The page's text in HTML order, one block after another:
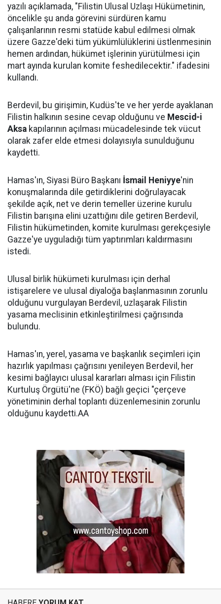
yazılı açıklamada, "Filistin Ulusal Uzlaşı Hükümetinin,
öncelikle şu anda görevini sürdüren kamu
çalışanlarının resmi statüde kabul edilmesi olmak
üzere Gazze'deki tüm yükümlülüklerini üstlenmesinin
hemen ardından, hükümet işlerinin yürütülmesi için
mart ayında kurulan komite feshedilecektir." ifadesini
kullandı.
Berdevil, bu girişimin, Kudüs'te ve her yerde ayaklanan
Filistin halkının sesine cevap olduğunu ve Mescid-i
Aksa kapılarının açılması mücadelesinde tek vücut
olarak zafer elde etmesi dolayısıyla sunulduğunu
kaydetti.
Hamas'ın, Siyasi Büro Başkanı İsmail Heniyye'nin
konuşmalarında dile getirdiklerini doğrulayacak
şekilde açık, net ve derin temeller üzerine kurulu
Filistin barışına elini uzattığını dile getiren Berdevil,
Filistin hükümetinden, komite kurulması gerekçesiyle
Gazze'ye uyguladığı tüm yaptırımları kaldırmasını
istedi.
Ulusal birlik hükümeti kurulması için derhal
istişarelere ve ulusal diyaloğa başlanmasının zorunlu
olduğunu vurgulayan Berdevil, uzlaşarak Filistin
yasama meclisinin etkinleştirilmesi çağrısında
bulundu.
Hamas'ın, yerel, yasama ve başkanlık seçimleri için
hazırlık yapılması çağrısını yenileyen Berdevil, her
kesimi bağlayıcı ulusal kararları alması için Filistin
Kurtuluş Örgütü'ne (FKÖ) bağlı geçici "çerçeve
yönetiminin derhal toplantı düzenlemesinin zorunlu
olduğunu kaydetti.AA